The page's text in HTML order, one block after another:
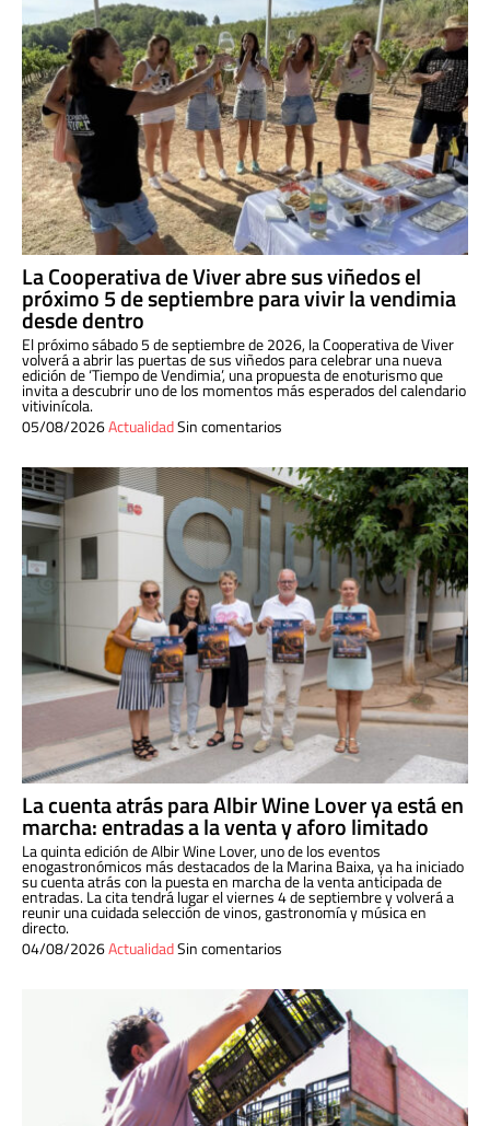
La Cooperativa de Viver abre sus viñedos el
próximo 5 de septiembre para vivir la vendimia
desde dentro
El próximo sábado 5 de septiembre de 2026, la Cooperativa de Viver
volverá a abrir las puertas de sus viñedos para celebrar una nueva
edición de ‘Tiempo de Vendimia’, una propuesta de enoturismo que
invita a descubrir uno de los momentos más esperados del calendario
vitivinícola.
05/08/2026ActualidadSin comentarios
La cuenta atrás para Albir Wine Lover ya está en
marcha: entradas a la venta y aforo limitado
La quinta edición de Albir Wine Lover, uno de los eventos
enogastronómicos más destacados de la Marina Baixa, ya ha iniciado
su cuenta atrás con la puesta en marcha de la venta anticipada de
entradas. La cita tendrá lugar el viernes 4 de septiembre y volverá a
reunir una cuidada selección de vinos, gastronomía y música en
directo.
04/08/2026ActualidadSin comentarios